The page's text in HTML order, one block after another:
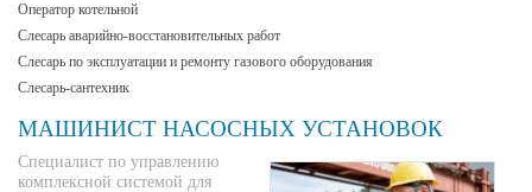
Оператор котельной
Слесарь аварийно-восстановительных работ
Слесарь по эксплуатации и ремонту газового оборудования
Слесарь-сантехник
МАШИНИСТ НАСОСНЫХ УСТАНОВОК
Специалист по управлению
комплексной системой для